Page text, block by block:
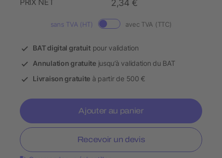
PRIX NET
2,34 €
sans TVA (HT) avec TVA (TTC)
BAT digital gratuitpour validation
Annulation gratuitejusqu’à validation du BAT
Livraison gratuite à partir de 500 €
Ajouter au panier
Recevoir un devis